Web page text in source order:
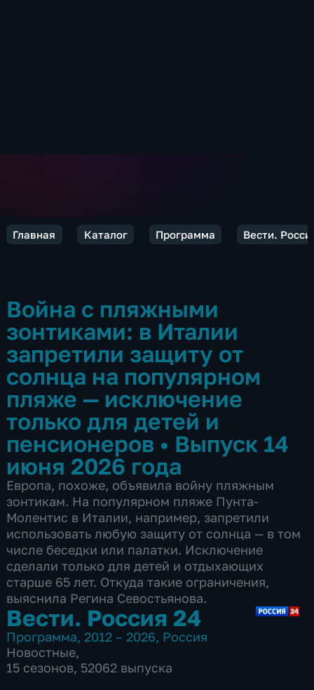
Главная Каталог Программа Вести.
Война с пляжными
зонтиками: в Италии
запретили защиту от
солнца на популярном
пляже — исключение
только для детей и
пенсионеров • Выпуск 14
июня 2026 года
Европа, похоже, объявила войну пляжным
зонтикам. На популярном пляже Пунта-
Молентис в Италии, например, запретили
использовать любую защиту от солнца — в том
числе беседки или палатки. Исключение
сделали только для детей и отдыхающих
старше 65 лет. Откуда такие ограничения,
выяснила Регина Севостьянова.
Вести. Россия 24
Программа, 2012 – 2026, Россия
Новостные,
15 сезонов, 52062 выпуска